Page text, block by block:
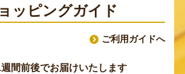
ッピングガイド
ご利用ガイドへ
間前後でお届けいたします